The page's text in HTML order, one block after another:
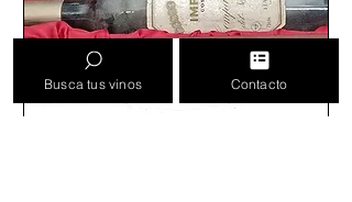
Busca tus vinos Contacto